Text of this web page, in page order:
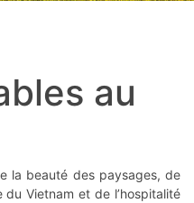
au
la beauté des paysages, de
Vietnam et de l’hospitalité